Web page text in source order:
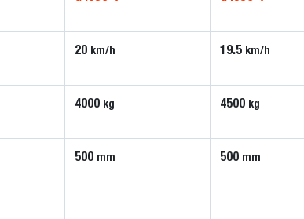
20 km/h 19.5 km/h
4000 kg 4500 kg
500 mm 500 mm